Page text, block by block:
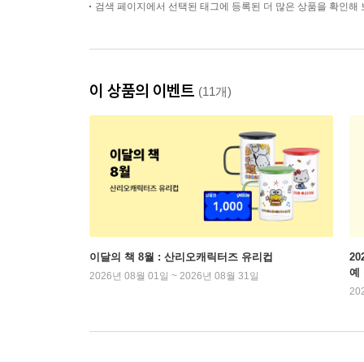
검색 페이지에서 선택된 태그에 등록된 더 많은 상품을 확인해
이 상품의 이벤트 (11개)
이달의 책 8월 : 산리오캐릭터즈 유리컵
2026년 08월 01일 ~ 2026년 08월 31일
예